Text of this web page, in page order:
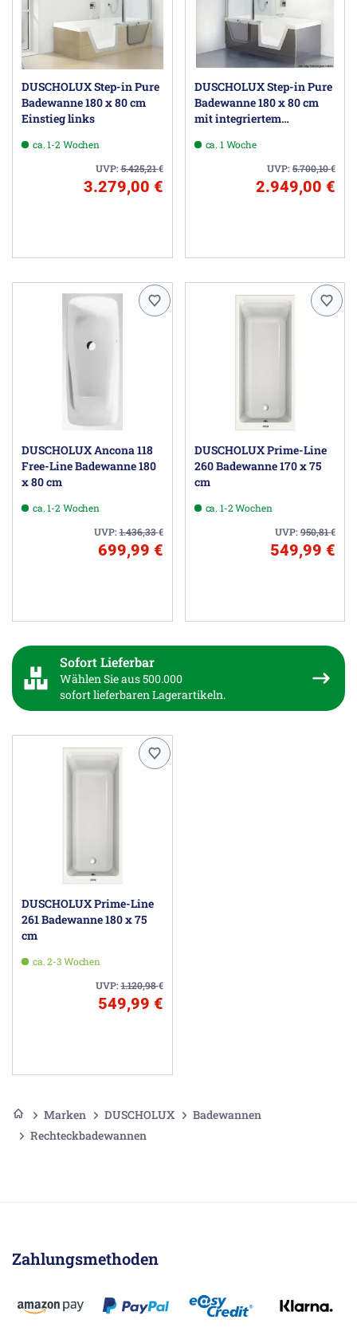
DUSCHOLUX Step-in Pure
Badewanne 180 x 80 cm
Einstieg links
ca. 1-2 Wochen
UVP:5.425,21€
3.279,00 €
DUSCHOLUX Step-in Pure
Badewanne 180 x 80 cm
mit integriertem
rechts
ca. 1 Woche
UVP:5.700,10€
2.949,00 €
DUSCHOLUX Ancona 118
Free-Line Badewanne 180
x 80 cm
ca. 1-2 Wochen
UVP:1.436,33€
699,99 €
DUSCHOLUX Prime-Line
260 Badewanne 170 x 75
cm
ca. 1-2 Wochen
UVP:950,81€
549,99 €
Sofort Lieferbar
Wählen Sie aus 500.000
sofort lieferbaren Lagerartikeln.
DUSCHOLUX Prime-Line
261 Badewanne 180 x 75
cm
ca. 2-3 Wochen
UVP:1.120,98€
549,99 €
Marken DUSCHOLUX
Badewannen
Rechteckbadewannen
Zahlungsmethoden